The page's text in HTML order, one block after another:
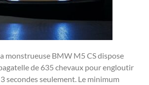
monstrueuse BMW M5 CS dispose
de 635 chevaux pour engloutir
secondes seulement. Le minimum